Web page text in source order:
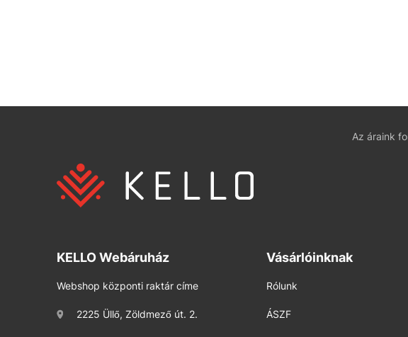
Az áraink
KELLO Webáruház
Webshop központi raktár címe
2225 Üllő, Zöldmező út. 2.
Vásárlóinknak
Rólunk
ÁSZF